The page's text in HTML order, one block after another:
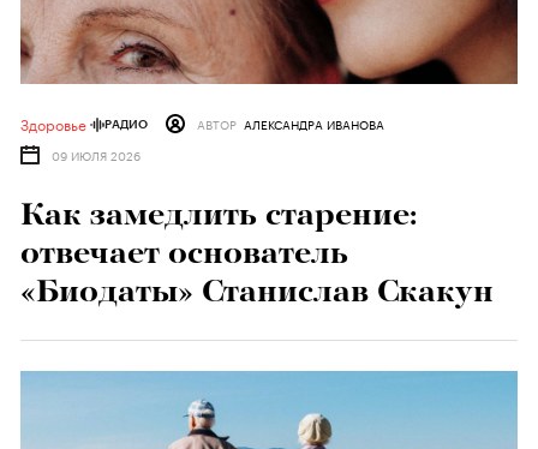
Здоровье РАДИО АВТОР АЛЕКСАНДРА ИВАНОВА
09 ИЮЛЯ 2026
Как замедлить старение:
отвечает основатель
«Биодаты» Станислав Скакун